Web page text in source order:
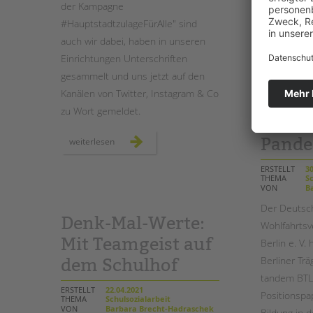
der Kampagne
#HauptstadtzulageFürAlle" sind
auch wir dabei, haben in unseren
Einrichtungen Unterschriften
gesammelt und uns jetzt auf den
Kanälen von Twitter, Instagram & Co
zu Wort gemeldet.
weiterlesen hauptstadtzulage
ERSTELLT
THEMA
VON
Der
Berlin e. V.
Berliner
tandem
Denk-Mal-Werte:
Mit Teamgeist auf
dem Schulhof
ERSTELLT
22.04.2021
THEMA
Schulsozialarbeit
VON
Barbara Brecht-Hadraschek